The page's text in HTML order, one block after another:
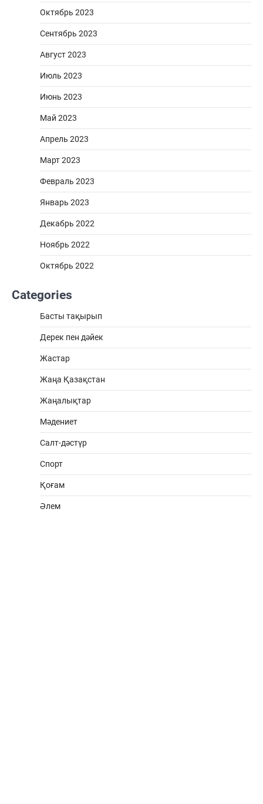
Октябрь 2023
Сентябрь 2023
Август 2023
Июль 2023
Июнь 2023
Май 2023
Апрель 2023
Март 2023
Февраль 2023
Январь 2023
Декабрь 2022
Ноябрь 2022
Октябрь 2022
Categories
Басты тақырып
Дерек пен дәйек
Жастар
Жаңа Қазақстан
Жаңалықтар
Мәдениет
Салт-дәстүр
Спорт
Қоғам
Әлем